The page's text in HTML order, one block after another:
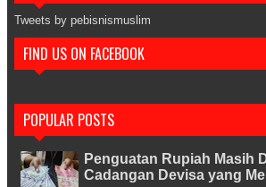
Tweets by pebisnismuslim
FIND US ON FACEBOOK
POPULAR POSTS
Penguatan Rupiah Masih
Cadangan Devisa yang